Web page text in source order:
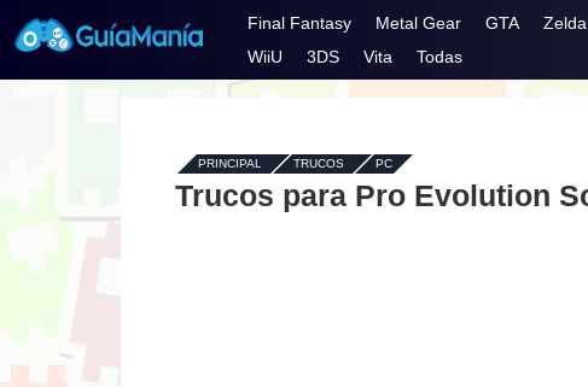
Final Fantasy Metal Gear GTA Zelda
WiiU
3DS Vita Todas
PRINCIPAL - TRUCOS- PC
Trucos para Pro Evolution